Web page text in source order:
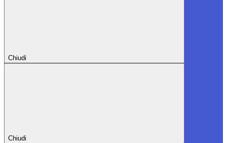
Chiudi
Chiudi